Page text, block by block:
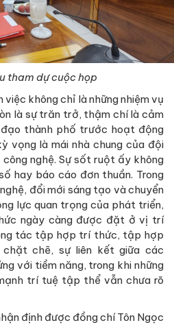
tham dự cuộc họp
không chỉ là những nhiệm vụ
là sự trăn trở, thậm chí là cảm
thành phố trước hoạt động
vọng là mái nhà chung của đội
nghệ. Sự sốt ruột ấy không
hay báo cáo đơn thuần. Trong
đổi mới sáng tạo và chuyển
lực quan trọng của phát triển,
ngày càng được đặt ở vị trí
tác tập hợp trí thức, tập hợp
chẽ, sự liên kết giữa các
với tiềm năng, trong khi những
trí tuệ tập thể vẫn chưa rõ
định được đồng chí Tôn Ngọc